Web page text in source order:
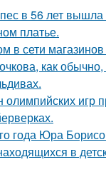
в 56 лет вышла
платье.
в сети
как
олимпийских игр
года Юра
в